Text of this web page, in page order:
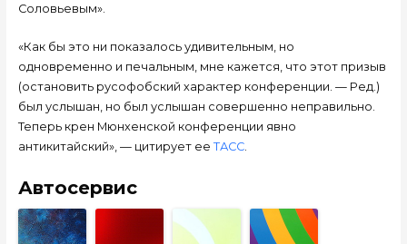
Соловьевым».
«Как бы это ни показалось удивительным, но
одновременно и печальным, мне кажется, что этот призыв
(остановить русофобский характер конференции. — Ред.)
был услышан, но был услышан совершенно неправильно.
Теперь крен Мюнхенской конференции явно
антикитайский», — цитирует ее ТАСС.
Автосервис